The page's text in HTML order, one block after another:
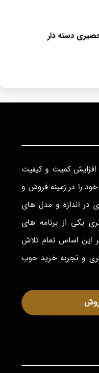
دسته دار
افزایش کمیت و کیفیت
را در زمینه فروش و
در اندازه و مدل های
یکی از برنامه های
اساس تمام تلاش
و تجربه خرید خوب